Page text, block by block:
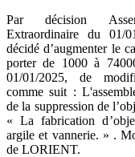
Par décision
Extraordinaire du
décidé d’augmenter le
porter de 1000 à
01/01/2025, de
comme suit :
de la suppression de
« La fabrication
argile et vannerie. » .
de LORIENT.